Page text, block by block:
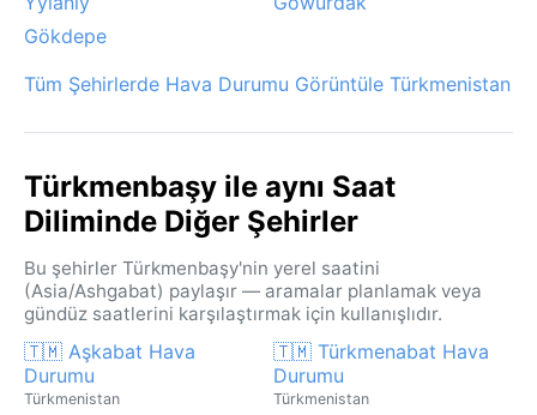
Gökdepe
Tüm Şehirlerde Hava Durumu Görüntüle Türkmenistan
Türkmenbaşy ile aynı Saat
Diliminde Diğer Şehirler
Bu şehirler Türkmenbaşy'nin yerel saatini
(Asia/Ashgabat) paylaşır — aramalar planlamak veya
gündüz saatlerini karşılaştırmak için kullanışlıdır.
🇹🇲 Aşkabat Hava
Durumu
Türkmenistan
🇹🇲 Türkmenabat Hava
Durumu
Türkmenistan